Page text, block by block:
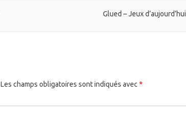
Glued – Jeux d’aujourd’hui
Les champs obligatoires sont indiqués avec*